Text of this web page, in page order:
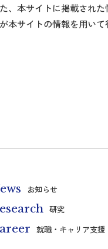
本サイトに掲載され
サイトの情報を用い
お知らせ
研究
就職・キャリア支援